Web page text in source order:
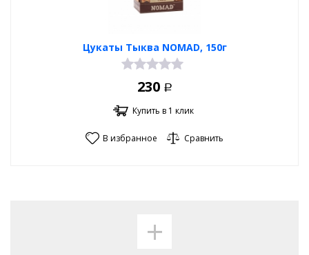
Цукаты Тыква NOMAD, 150г
230 Р
Купить в 1 клик
В избранное Сравнить
+